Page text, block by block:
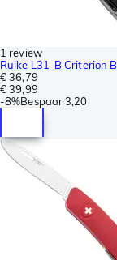
1 review
Ruike L31-B Criterion
€ 36,79
€ 39,99
-8%Bespaar3,20